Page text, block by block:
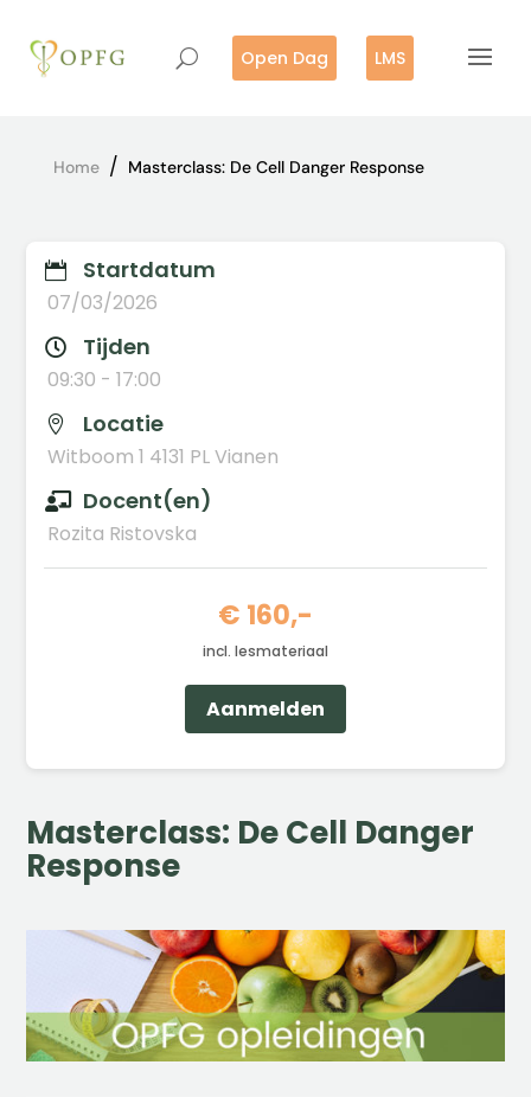
Open Dag LMS
Home / Masterclass: De Cell Danger Response
Masterclass: De Cell Danger
Response
 Startdatum
07/03/2026
 Tijden
09:30 - 17:00
 Locatie
Witboom 1 4131 PL Vianen
 Docent(en)
Rozita Ristovska
€ 160,-
incl. lesmateriaal
Aanmelden